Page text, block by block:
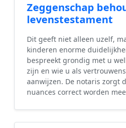
Zeggenschap
levenstestament
Dit geeft niet alleen uzelf,
kinderen enorme
bespreekt grondig met u
zijn en wie u als
aanwijzen. De notaris zorgt
nuances correct worden